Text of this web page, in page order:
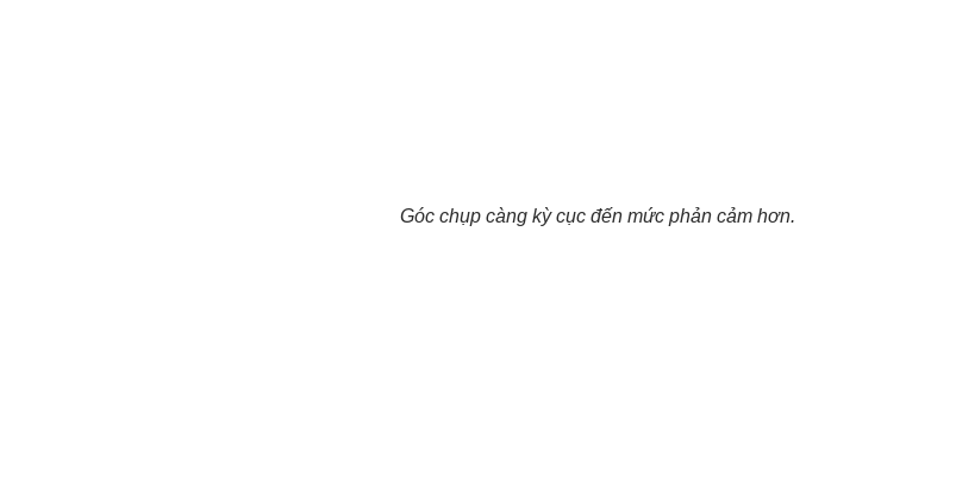
Góc chụp càng kỳ cục đến mức phản cảm hơn.